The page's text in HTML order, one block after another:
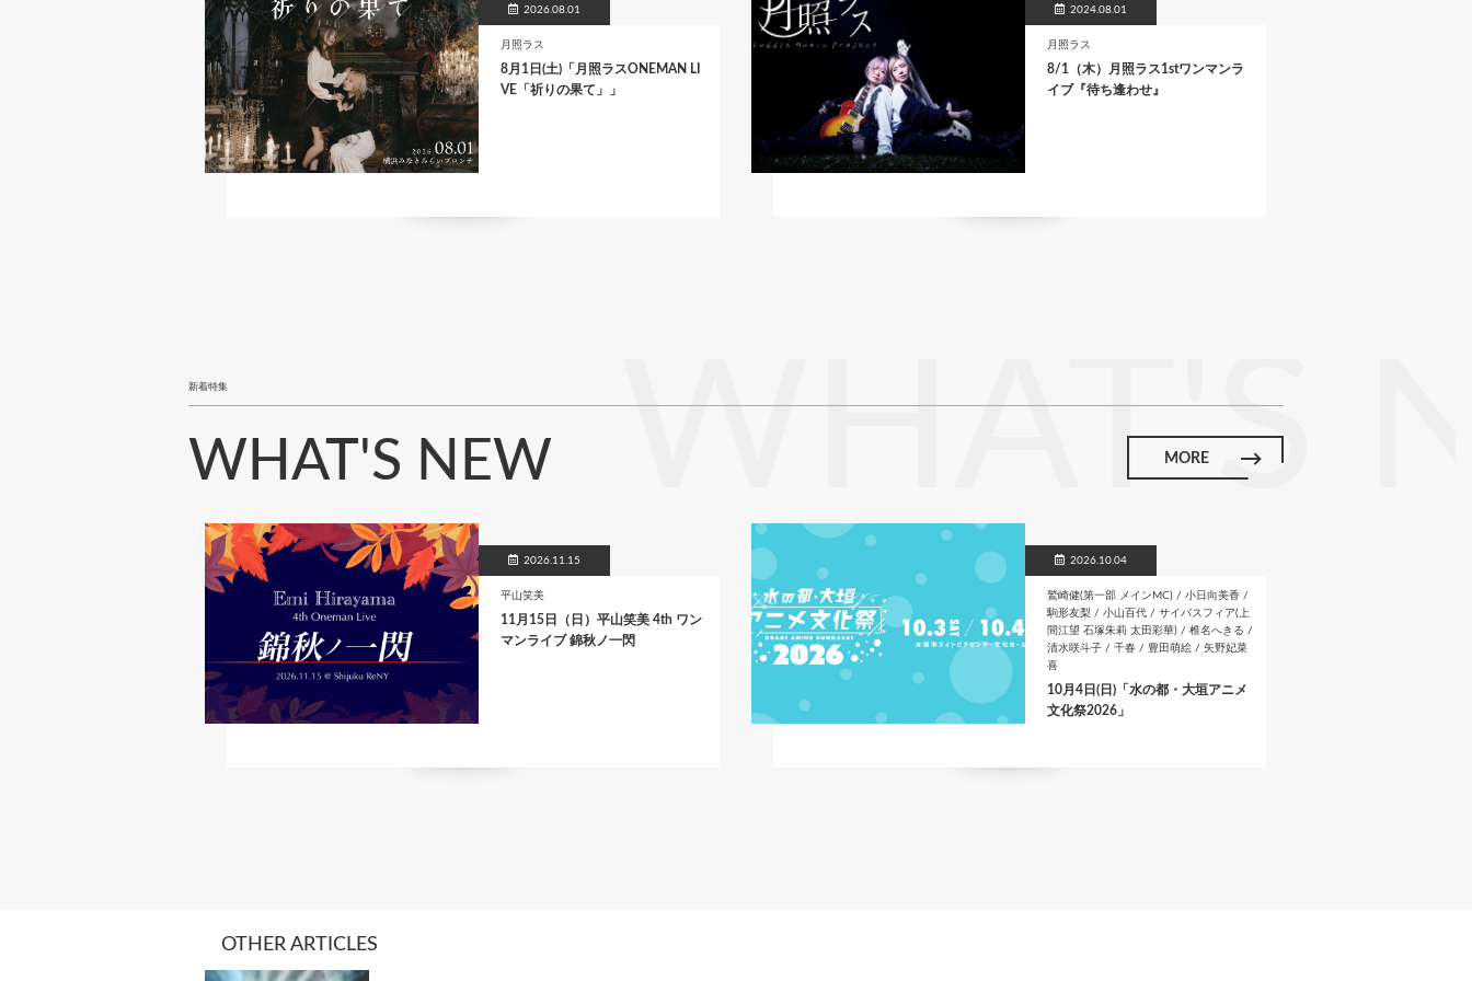
2026.08.01
月照ラス
8月1日(土)「月照ラスONEMAN LI
VE「祈りの果て」」
2024.08.01
月照ラス
8/1（木）月照ラス1stワンマンラ
イブ『待ち逢わせ』
新着特集
WHAT'S NEW WHAT'S
MORE
2026.11.15
平山笑美
11月15日（日）平山笑美 4th ワン
マンライブ 錦秋ノ一閃
2026.10.04
鷲崎健(第一部 メインMC) / 小日向美香 /
駒形友梨 / 小山百代 / サイバスフィア(上
間江望 石塚朱莉 太田彩華) / 椎名へきる /
清水咲斗子 / 千春 / 豊田萌絵 / 矢野妃菜
喜
10月4日(日)「水の都・大垣アニメ
文化祭2026」
OTHER ARTICLES